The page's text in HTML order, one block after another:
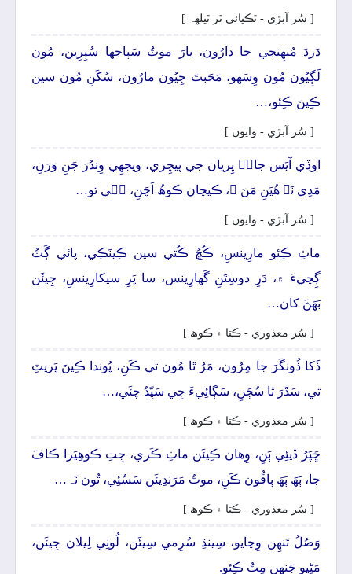
[ سُر آبڙي - ٿڪيائي ٿر ٿيلهہ ]
دَردَ مُنھِنجي جا دارُون، يارَ موٽُ سَٻاجها سُپِرِين، مُون
لَڳِيُون مُون وِسَهو، مَحَبتَ جِيُون مارُون، سُکَنِ مُون سين
ڪِينَ ڪِئو،…
[ سُر آبڙي - وايون ]
اوڏِي آيَس جانۡ پِريان جي پيچِري، ويجهِي وِندُرَ جَنِ وَرَنِ،
مَدِي نَہ ھُيَنِ مَنَ ۾، ڪيچان ڪوھُ اَچَنِ، جٖي تو…
[ سُر آبڙي - وايون ]
ماٺِ ڪِئو مارِينسِ، ڪُڇُ ڪُتي سين ڪِينَڪِي، پائي ڳَٽُ
ڳِچيءَ ۾، دَرِ دوسِتَنِ گَهارِينس، سا پَرِ سيکارِينسِ، جِيئَن
بَھَڻَ کان…
[ سُر معذوري - ڪتا ۽ ڪوھ ]
ڏَکا ڏُونگَرَ جا مِرُون، مَرُ ٿا مُون تي ڪَنِ، پُوندا ڪِينَ پَريٽِ
تي، سَڌَرَ ٿا سُڄَنِ، سَڳائِيءَ جِي سَيِّدُ چئَي،…
[ سُر معذوري - ڪتا ۽ ڪوھ ]
ڇَپَرُ ڏيئِي ٻَنِ، وِھان ڪِيئَن ماٺِ ڪَري، جِتِ ڪوھِيَرا ڪافَ
جا، ٻَھَ ٻَھَ ٻاڦُون ڪَنِ، موٽُ مَرَندِيئَن سَسُئِي، تُون نَہ…
[ سُر معذوري - ڪتا ۽ ڪوھ ]
وَصُلُ تَنھِن وِڃايو، سِينڌِ سُرِمي سِيئَن، لُوٺِي لِيلان جِيئَن،
مَڻِيو جَنھِن مِٽُ ڪِئو.